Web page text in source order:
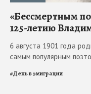
«Бессмертным
125-летию
6 августа 1901 года
самым популярным
#День в эмиграции